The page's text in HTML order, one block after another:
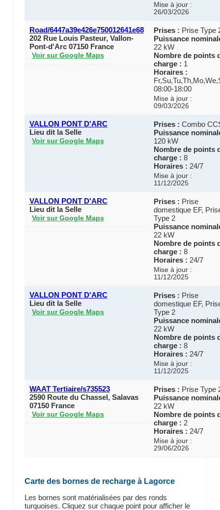
Mise à jour :
26/03/2026
Road/6447a39e426e750012641e68
202 Rue Louis Pasteur, Vallon-
Pont-d'Arc 07150 France
Voir sur Google Maps
Prises : Prise Type
Puissance
22 kW
Nombre de points
charge : 1
Horaires :
08:00-18:00
Mise à jour :
09/03/2026
VALLON PONT D'ARC
Lieu dit la Selle
Voir sur Google Maps
Prises : Combo
Puissance
120 kW
Nombre de points
charge : 8
Horaires : 24/7
Mise à jour :
11/12/2025
VALLON PONT D'ARC
Lieu dit la Selle
Voir sur Google Maps
Prises : Prise
domestique EF,
Type 2
Puissance
22 kW
Nombre de points
charge : 8
Horaires : 24/7
Mise à jour :
11/12/2025
VALLON PONT D'ARC
Lieu dit la Selle
Voir sur Google Maps
Prises : Prise
domestique EF,
Type 2
Puissance
22 kW
Nombre de points
charge : 8
Horaires : 24/7
Mise à jour :
11/12/2025
WAAT Tertiaire/s735523
2590 Route du Chassel, Salavas
07150 France
Voir sur Google Maps
Prises : Prise Type
Puissance
22 kW
Nombre de points
charge : 2
Horaires : 24/7
Mise à jour :
29/06/2026
Carte des bornes de recharge à Lagorce
Les bornes sont matérialisées par des ronds
turquoises. Cliquez sur chaque point pour afficher le